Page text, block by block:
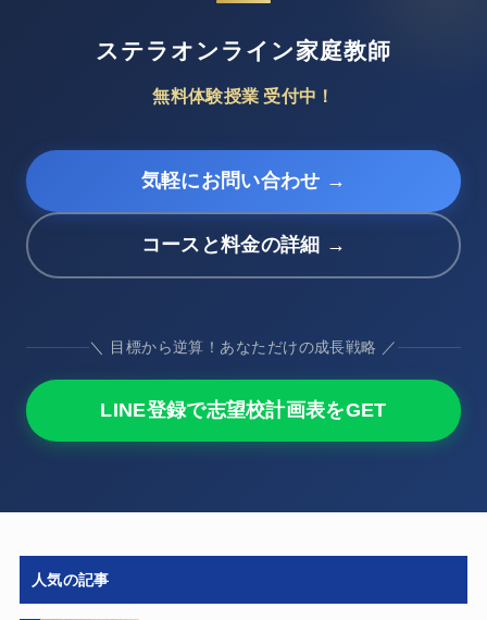
ステラオンライン家庭教師
無料体験授業 受付中！
気軽にお問い合わせ →
コースと料金の詳細 →
＼ 目標から逆算！あなただけの成長戦略 ／
LINE登録で志望校計画表をGET
人気の記事